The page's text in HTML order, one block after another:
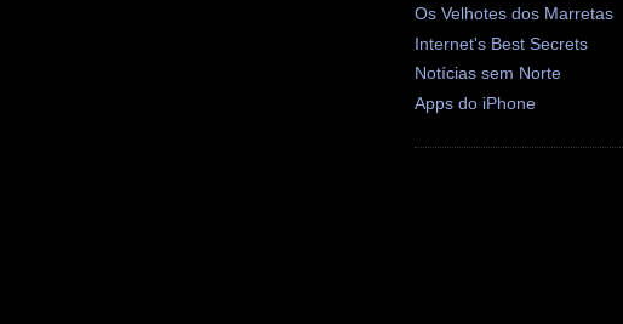
Os Velhotes dos Marretas
Internet's Best Secrets
Notícias sem Norte
Apps do iPhone